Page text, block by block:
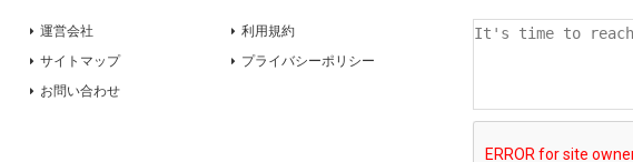
運営会社
サイトマップ
お問い合わせ
利用規約
プライバシーポリシー